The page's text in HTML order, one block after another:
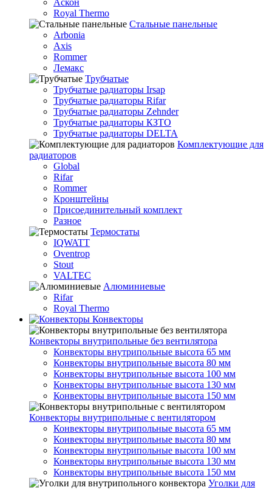
Аскон
Royal Thermo
Стальные панельные
Arbonia
Axis
Rommer
Лемакс
Трубчатые
Трубчатые радиаторы Irsap
Трубчатые радиаторы Rifar
Трубчатые радиаторы Zehnder
Трубчатые радиаторы КЗТО
Трубчатые радиаторы DELTA
Комплектующие для
радиаторов
Global
Rifar
Rommer
Кронштейны
Присоединительный комплект
Разное
Термостаты
IQWATT
Oventrop
Stout
VALTEC
Алюминиевые
Rifar
Royal Thermo
Конвекторы
Конвекторы внутрипольные без вентилятора
Конвекторы внутрипольные высота 65 мм
Конвекторы внутрипольные высота 80 мм
Конвекторы внутрипольные высота 100 мм
Конвекторы внутрипольные высота 130 мм
Конвекторы внутрипольные высота 150 мм
Конвекторы внутрипольные с вентилятором
Конвекторы внутрипольные высота 65 мм
Конвекторы внутрипольные высота 80 мм
Конвекторы внутрипольные высота 100 мм
Конвекторы внутрипольные высота 130 мм
Конвекторы внутрипольные высота 150 мм
Уголки для